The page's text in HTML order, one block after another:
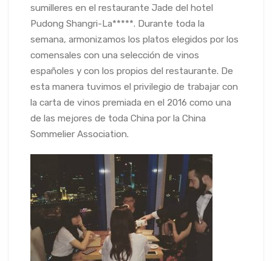
sumilleres en el restaurante Jade del hotel
Pudong Shangri-La*****. Durante toda la
semana, armonizamos los platos elegidos por los
comensales con una selección de vinos
españoles y con los propios del restaurante. De
esta manera tuvimos el privilegio de trabajar con
la carta de vinos premiada en el 2016 como una
de las mejores de toda China por la China
Sommelier Association.